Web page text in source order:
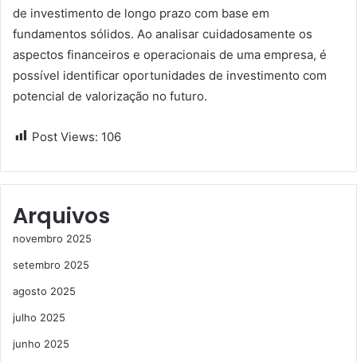
de investimento de longo prazo com base em
fundamentos sólidos. Ao analisar cuidadosamente os
aspectos financeiros e operacionais de uma empresa, é
possível identificar oportunidades de investimento com
potencial de valorização no futuro.
Post Views: 106
Arquivos
novembro 2025
setembro 2025
agosto 2025
julho 2025
junho 2025